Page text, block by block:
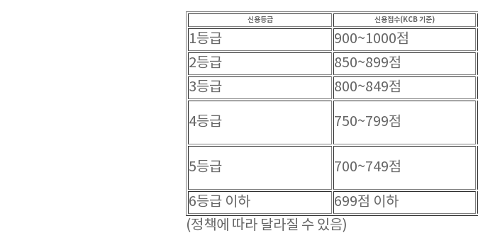
신용등급 신용점수(KCB 기준)
1등급 900~1000점
2등급
850~899점
3등급
800~849점
4등급 750~799점
5등급 700~749점
6등급 이하
699점 이하
(정책에 따라 달라질 수 있음)